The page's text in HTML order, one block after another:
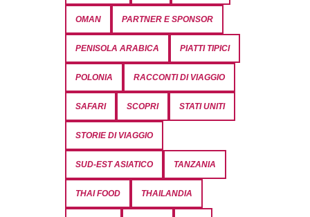
OMAN PARTNER E SPONSOR
PENISOLA ARABICA PIATTI TIPICI
POLONIA RACCONTI DI VIAGGIO
SAFARI SCOPRI STATI UNITI
STORIE DI VIAGGIO
SUD-EST ASIATICO TANZANIA
THAI FOOD THAILANDIA